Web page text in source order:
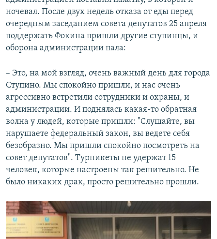
ночевал. После двух недель отказа от еды перед
очередным заседанием совета депутатов 25 апреля
поддержать Фокина пришли другие ступинцы, и
оборона администрации пала:
– Это, на мой взгляд, очень важный день для города
Ступино. Мы спокойно пришли, и нас очень
агрессивно встретили сотрудники и охраны, и
администрации. И поднялась какая-то обратная
волна у людей, которые пришли: "Слушайте, вы
нарушаете федеральный закон, вы ведете себя
безобразно. Мы пришли спокойно посмотреть на
совет депутатов". Турникеты не удержат 15
человек, которые настроены так решительно. Не
было никаких драк, просто решительно прошли.